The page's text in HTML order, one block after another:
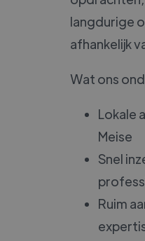
langdurige
afhankelijk
Wat ons
Lokale
Meise
Snel
Ruim